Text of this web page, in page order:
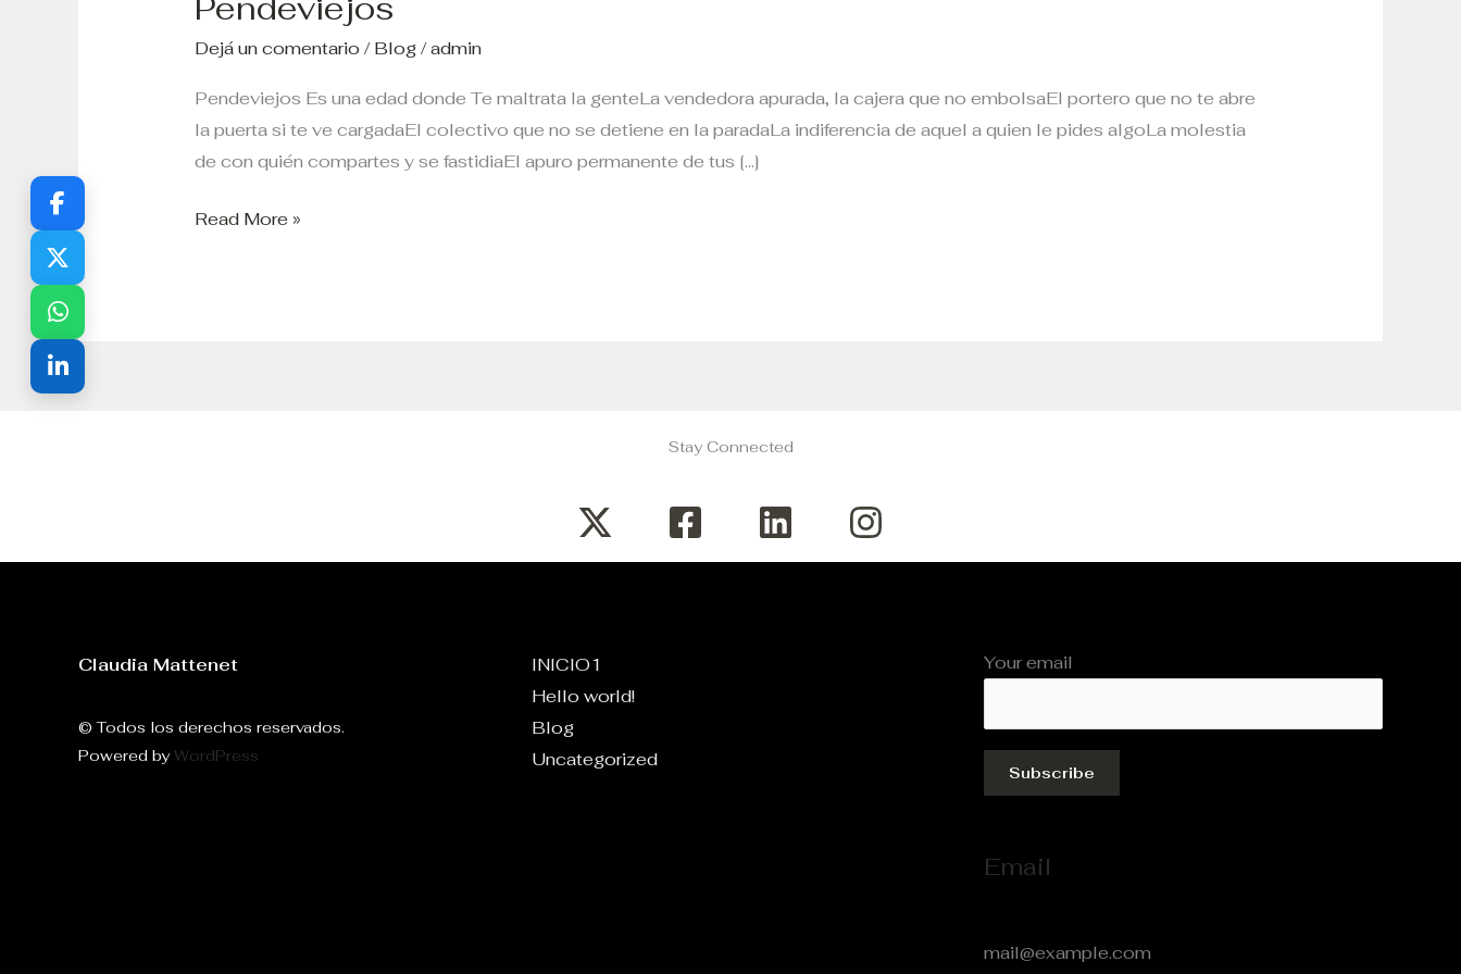
Pendeviejos
Dejá un comentario /Blog/admin
Pendeviejos Es una edad donde Te maltrata la genteLa vendedora apurada, la cajera que no embolsaEl portero que no te abre
la puerta si te ve cargadaEl colectivo que no se detiene en la paradaLa indiferencia de aquel a quien le pides algoLa molestia
de con quién compartes y se fastidiaEl apuro permanente de tus […]
Read More »
Stay Connected
Claudia Mattenet
© Todos los derechos reservados.
Powered byWordPress
INICIO1
Hello world!
Blog
Uncategorized
Your email
Email
mail@example.com